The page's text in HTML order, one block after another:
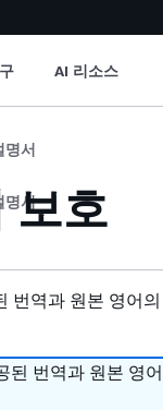
AI 리소스
서
명서
보호
번역과 원본 영어
번역과 원본 영